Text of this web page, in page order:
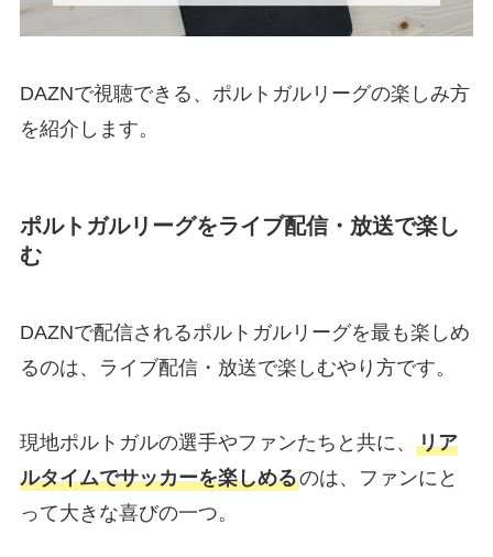
DAZNで視聴できる、ポルトガルリーグの楽しみ方
を紹介します。
ポルトガルリーグをライブ配信・放送で楽し
む
DAZNで配信されるポルトガルリーグを最も楽しめ
るのは、ライブ配信・放送で楽しむやり方です。
現地ポルトガルの選手やファンたちと共に、 リア
ルタイムでサッカーを楽しめるのは、ファンにと
って大きな喜びの一つ。